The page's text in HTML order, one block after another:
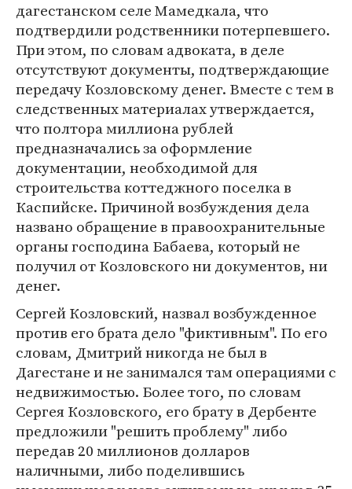
дагестанском селе Мамедкала, что
подтвердили родственники потерпевшего.
При этом, по словам адвоката, в деле
отсутствуют документы, подтверждающие
передачу Козловскому денег. Вместе с тем в
следственных материалах утверждается,
что полтора миллиона рублей
предназначались за оформление
документации, необходимой для
строительства коттеджного поселка в
Каспийске. Причиной возбуждения дела
названо обращение в правоохранительные
органы господина Бабаева, который не
получил от Козловского ни документов, ни
денег.
Сергей Козловский, назвал возбужденное
против его брата дело "фиктивным". По его
словам, Дмитрий никогда не был в
Дагестане и не занимался там операциями с
недвижимостью. Более того, по словам
Сергея Козловского, его брату в Дербенте
предложили "решить проблему" либо
передав 20 миллионов долларов
наличными, либо поделившись